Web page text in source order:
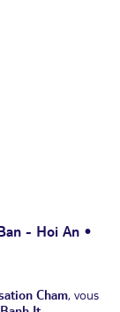
étendues
falaises
d’admirer son
long d’une mer
- Hoi An •
Cham, vous